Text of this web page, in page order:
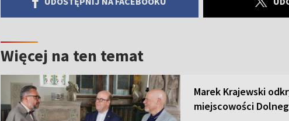
Więcej na ten temat
Marek Krajewski
miejscowości